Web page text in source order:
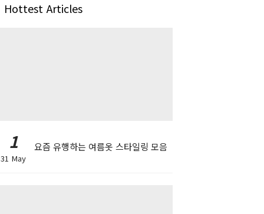
Hottest Articles
1
31 May
요즘 유행하는 여름옷 스타일링 모음